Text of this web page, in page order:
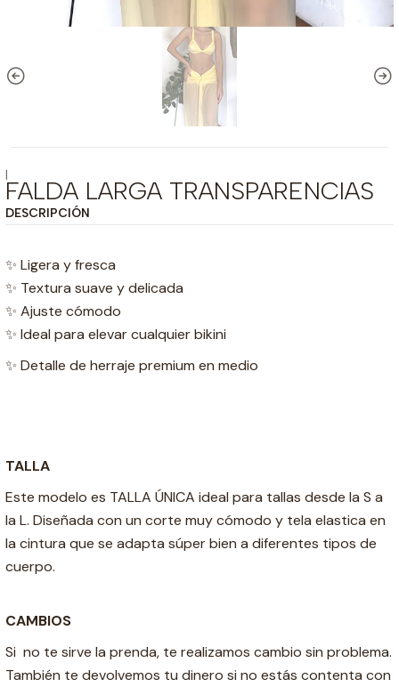
|
FALDA LARGA TRANSPARENCIAS
DESCRIPCIÓN
✨ Ligera y fresca
✨ Textura suave y delicada
✨ Ajuste cómodo
✨ Ideal para elevar cualquier bikini
✨ Detalle de herraje premium en medio
TALLA
Este modelo es TALLA ÚNICA ideal para tallas desde la S a
la L. Diseñada con un corte muy cómodo y tela elastica en
la cintura que se adapta súper bien a diferentes tipos de
cuerpo.
CAMBIOS
Si no te sirve la prenda, te realizamos cambio sin problema.
También te devolvemos tu dinero si no estás contenta con